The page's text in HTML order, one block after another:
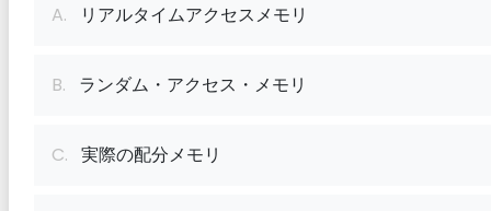
A. リアルタイムアクセスメモリ
B. ランダム・アクセス・メモリ
C. 実際の配分メモリ